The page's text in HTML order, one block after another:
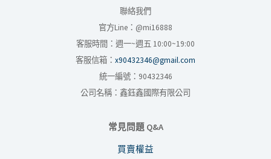
聯絡我們
官方Line：@mi16888
客服時間：週一~週五 10:00~19:00
客服信箱： x90432346@gmail.com
統一編號：90432346
公司名稱：鑫鈺鑫國際有限公司
常見問題 Q&A
買賣權益